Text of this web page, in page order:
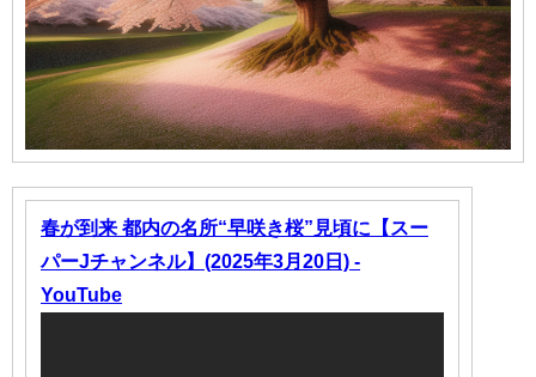
春が到来 都内の名所“早咲き桜”見頃に【スー
パーJチャンネル】(2025年3月20日) -
YouTube